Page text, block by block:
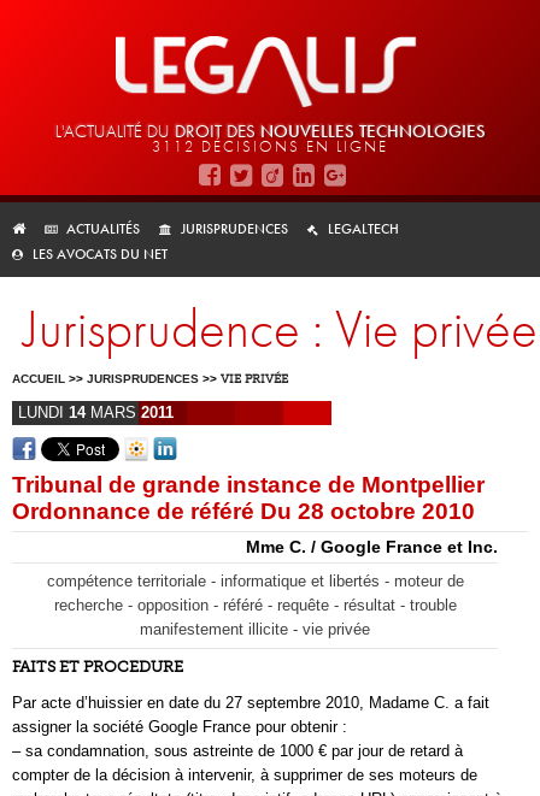
L'ACTUALITÉ DU DROIT DES NOUVELLES TECHNOLOGIES
3112 DÉCISIONS EN LIGNE
ACTUALITÉS JURISPRUDENCES
LEGALTECH
LES AVOCATS DU NET
Jurisprudence : Vie privée
ACCUEIL >> JURISPRUDENCES >> VIE PRIVÉE
LUNDI 14MARS 2011
Tribunal de grande instance de Montpellier
Ordonnance de référé Du 28 octobre 2010
Mme C. / Google France et Inc.
compétence territoriale - informatique et libertés - moteur de
recherche - opposition - référé - requête - résultat - trouble
manifestement illicite - vie privée
FAITS ET PROCEDURE
Par acte d’huissier en date du 27 septembre 2010, Madame C. a fait
assigner la société Google France pour obtenir :
– sa condamnation, sous astreinte de 1000 € par jour de retard à
compter de la décision à intervenir, à supprimer de ses moteurs de